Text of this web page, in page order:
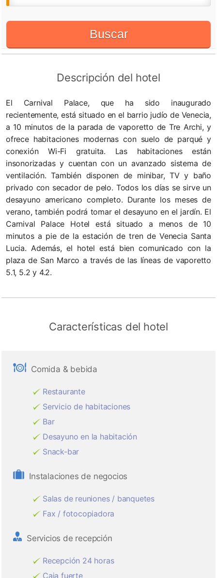
Recepción 24 horas
Buscar
Descripción del hotel
El Carnival Palace, que ha sido inaugurado
recientemente, está situado en el barrio judío de Venecia,
a 10 minutos de la parada de vaporetto de Tre Archi, y
ofrece habitaciones modernas con suelo de parqué y
conexión Wi-Fi gratuita. Las habitaciones están
insonorizadas y cuentan con un avanzado sistema de
ventilación. También disponen de minibar, TV y baño
privado con secador de pelo. Todos los días se sirve un
desayuno americano completo. Durante los meses de
verano, también podrá tomar el desayuno en el jardín. El
Carnival Palace Hotel está situado a menos de 10
minutos a pie de la estación de tren de Venecia Santa
Lucia. Además, el hotel está bien comunicado con la
plaza de San Marco a través de las líneas de vaporetto
5.1, 5.2 y 4.2.
Características del hotel
Comida & bebida
Restaurante
Servicio de habitaciones
Bar
Desayuno en la habitación
Snack-bar
Instalaciones de negocios
Salas de reuniones / banquetes
Fax / fotocopiadora
Servicios de recepción
Recepción 24 horas
Caja fuerte